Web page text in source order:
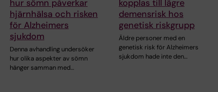
hur sömn påverkar
hjärnhälsa och risken
för Alzheimers
sjukdom
Denna avhandling undersöker
hur olika aspekter av sömn
hänger samman med…
kopplas till lägre
demensrisk hos
genetisk riskgrupp
Äldre personer med en
genetisk risk för Alzheimers
sjukdom hade inte den…